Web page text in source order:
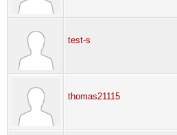
test-s
thomas21115